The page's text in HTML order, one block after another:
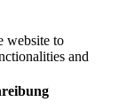
website to
and